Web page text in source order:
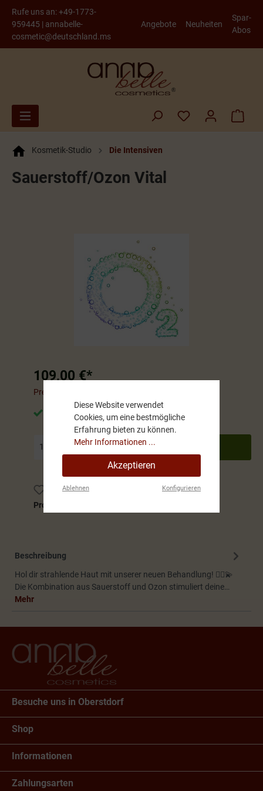
Rufe uns an:+49-1773-
959445 | annabelle-
cosmetic@deutschland.ms
Angebote Neuheiten
Spar-
Abos
Kosmetik-Studio Die Intensiven
Sauerstoff/Ozon Vital
109,00 €*
Preise inkl. MwSt. zzgl. Versandkosten
Sofort verfügbar, Lieferzeit: Sofort verfügbar
In den Warenkorb
Zum Merkzettel hinzufügen
Produktnummer:
Beschreibung
Hol dir strahlende Haut mit unserer neuen Behandlung! 💆‍♀️💫
Die Kombination aus Sauerstoff und Ozon stimuliert deine…
Mehr
Besuche uns in Oberstdorf
Shop
Informationen
Zahlungsarten
Diese Website verwendet
Cookies, um eine bestmögliche
Erfahrung bieten zu können.
Mehr Informationen ...
Akzeptieren
Ablehnen Konfigurieren